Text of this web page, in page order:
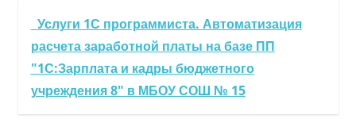
Услуги 1С программиста. Автоматизация
расчета заработной платы на базе ПП
"1С:Зарплата и кадры бюджетного
учреждения 8" в МБОУ СОШ № 15